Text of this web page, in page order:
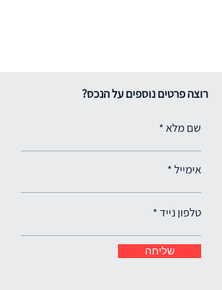
רוצה פרטים נוספים על הנכס?
שם מלא
אימייל
טלפון נייד
שליחה